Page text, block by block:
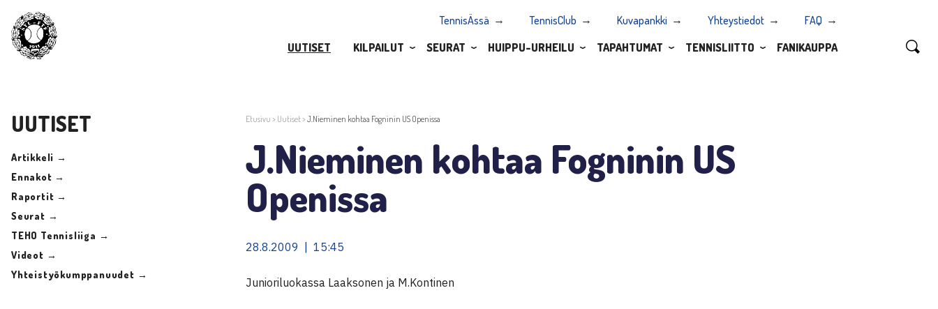
TennisÄssä TennisClub Kuvapankki Yhteystiedot
FAQ
UUTISET
KILPAILUT SEURAT HUIPPU-URHEILU TAPAHTUMAT TENNISLIITTO FANIKAUPPA
UUTISET
Artikkeli →
Ennakot →
Raportit →
Seurat →
TEHO Tennisliiga →
Videot →
Yhteistyökumppanuudet →
Etusivu > Uutiset>J.Nieminen kohtaa Fogninin US Openissa
J.Nieminen kohtaa Fogninin US
Openissa
28.8.2009 | 15:45
Junioriluokassa Laaksonen ja M.Kontinen